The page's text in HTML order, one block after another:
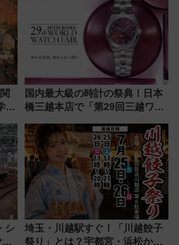
ぶ！ JR空港駅は2面3線化！
ツ
ゃ
ル
国内最大級の時計の祭典！日本
橋三越本店で「第29回三越ワー
【2026年8月5日～25日】
シ
埼玉・川越駅すぐ！「川越餃子
祭り」とは？宇都宮・浜松から